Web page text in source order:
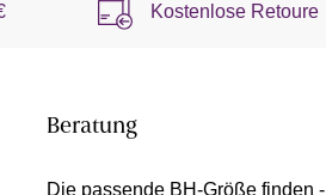
Kostenlose Retoure
Beratung
Die passende BH-Größe finden -